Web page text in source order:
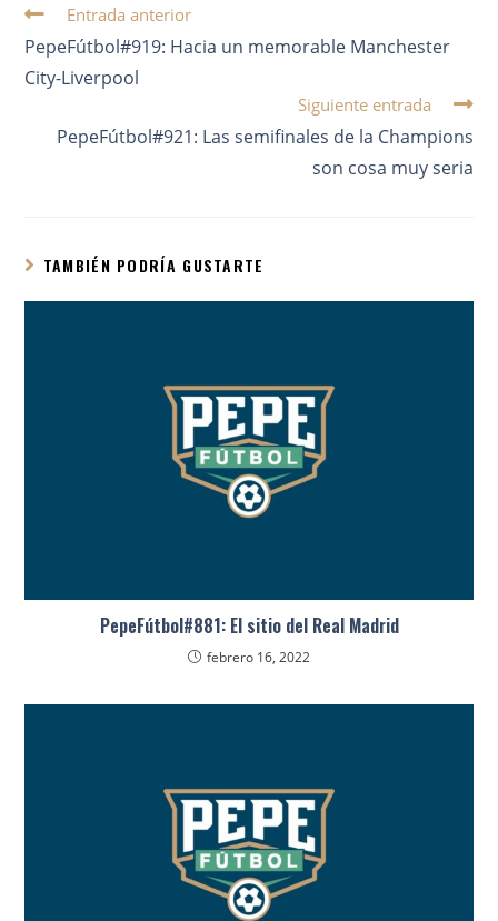
Entrada anterior
PepeFútbol#919: Hacia un memorable Manchester
City-Liverpool
Siguiente entrada
PepeFútbol#921: Las semifinales de la Champions
son cosa muy seria
TAMBIÉN PODRÍA GUSTARTE
PepeFútbol#881: El sitio del Real Madrid
febrero 16, 2022